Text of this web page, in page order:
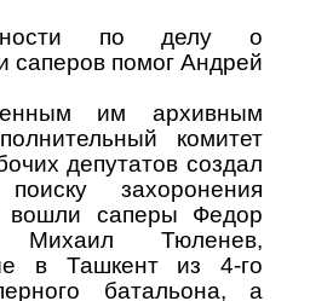
по делу о
саперов помог Андрей
им архивным
комитет
депутатов создал
захоронения
саперы Федор
Тюленев,
в Ташкент из 4-го
батальона, а